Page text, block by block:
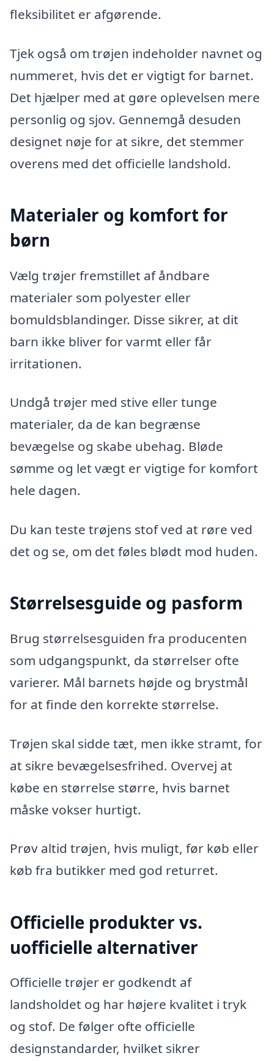
fleksibilitet er afgørende.
Tjek også om trøjen indeholder navnet og
nummeret, hvis det er vigtigt for barnet.
Det hjælper med at gøre oplevelsen mere
personlig og sjov. Gennemgå desuden
designet nøje for at sikre, det stemmer
overens med det officielle landshold.
Materialer og komfort for
børn
Vælg trøjer fremstillet af åndbare
materialer som polyester eller
bomuldsblandinger. Disse sikrer, at dit
barn ikke bliver for varmt eller får
irritationen.
Undgå trøjer med stive eller tunge
materialer, da de kan begrænse
bevægelse og skabe ubehag. Bløde
sømme og let vægt er vigtige for komfort
hele dagen.
Du kan teste trøjens stof ved at røre ved
det og se, om det føles blødt mod huden.
Størrelsesguide og pasform
Brug størrelsesguiden fra producenten
som udgangspunkt, da størrelser ofte
varierer. Mål barnets højde og brystmål
for at finde den korrekte størrelse.
Trøjen skal sidde tæt, men ikke stramt, for
at sikre bevægelsesfrihed. Overvej at
købe en størrelse større, hvis barnet
måske vokser hurtigt.
Prøv altid trøjen, hvis muligt, før køb eller
køb fra butikker med god returret.
Officielle produkter vs.
uofficielle alternativer
Officielle trøjer er godkendt af
landsholdet og har højere kvalitet i tryk
og stof. De følger ofte officielle
designstandarder, hvilket sikrer